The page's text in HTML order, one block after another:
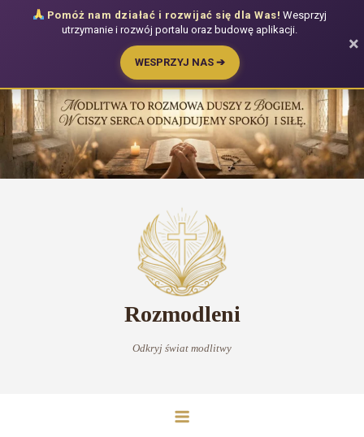
do
treści
Rozmodleni
Odkryj świat modlitwy
Pomóż nam działać i rozwijać się dla Was! Wesprzyj
utrzymanie i rozwój portalu oraz budowę aplikacji.
WESPRZYJ NAS ➔
×